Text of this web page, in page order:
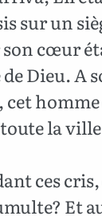
sur un
cœur
Dieu. A
cet
la
ces
Et